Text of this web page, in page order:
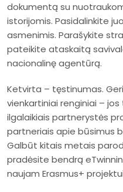
dokumentą su
istorijomis. Pasidalinkite
asmenimis. Parašykite
pateikite ataskaitą
nacionalinę agentūrą.
Ketvirta – tęstinumas.
vienkartiniai renginiai –
ilgalaikiais partnerystės
partneriais apie būsimus
Galbūt kitais metais
pradėsite bendrą
naujam Erasmus+